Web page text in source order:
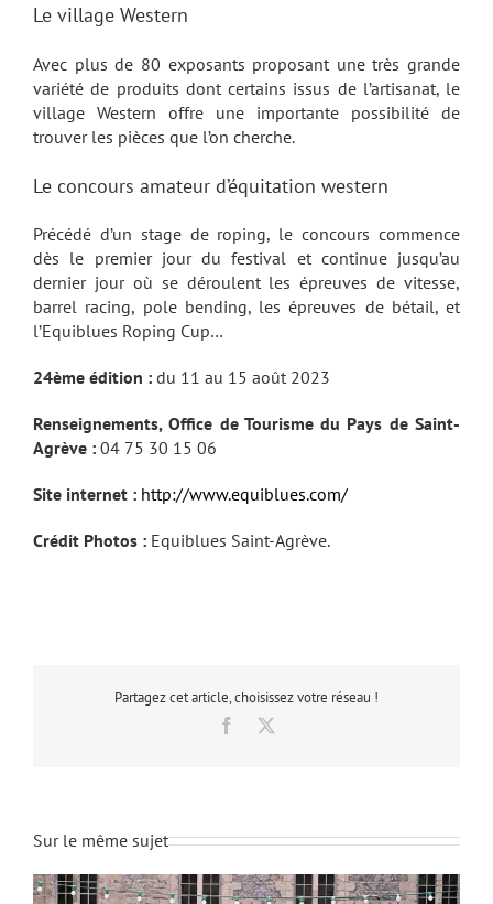
Le village Western
Avec plus de 80 exposants proposant une très grande
variété de produits dont certains issus de l’artisanat, le
village Western offre une importante possibilité de
trouver les pièces que l’on cherche.
Le concours amateur d’équitation western
Précédé d’un stage de roping, le concours commence
dès le premier jour du festival et continue jusqu’au
dernier jour où se déroulent les épreuves de vitesse,
barrel racing, pole bending, les épreuves de bétail, et
l’Equiblues Roping Cup…
24ème édition : du 11 au 15 août 2023
Renseignements, Office de Tourisme du Pays de Saint-
Agrève : 04 75 30 15 06
Site internet : http://www.equiblues.com/
Crédit Photos : Equiblues Saint-Agrève.
Partagez cet article, choisissez votre réseau !
Facebook
Sur le même sujet